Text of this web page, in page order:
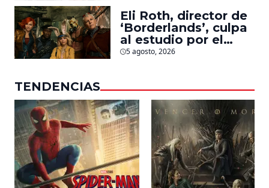
lograron algo
especial
Eli Roth, director de
‘Borderlands’, culpa
al estudio por el
fracaso de la
5 agosto, 2026
TENDENCIAS